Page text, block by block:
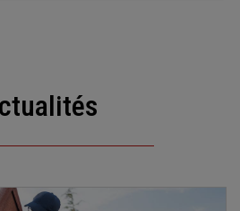
Actualités